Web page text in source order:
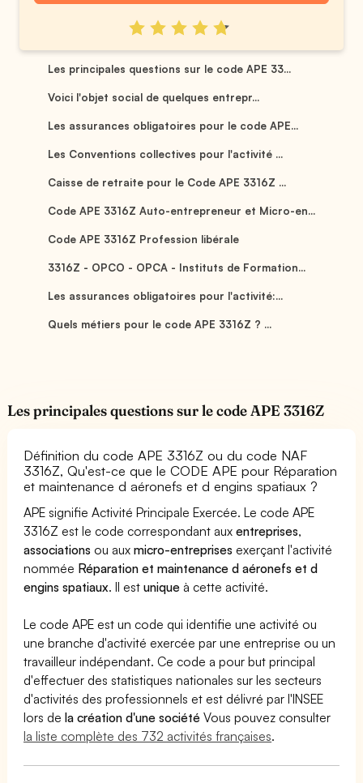
Les principales questions sur le code APE 33...
Voici l'objet social de quelques entrepr...
Les assurances obligatoires pour le code APE...
Les Conventions collectives pour l'activité ...
Caisse de retraite pour le Code APE 3316Z ...
Code APE 3316Z Auto-entrepreneur et Micro-en...
Code APE 3316Z Profession libérale
3316Z - OPCO - OPCA - Instituts de Formation...
Les assurances obligatoires pour l'activité:...
Quels métiers pour le code APE 3316Z ? ...
Les principales questions sur le code APE 3316Z
Définition du code APE 3316Z ou du code NAF
3316Z, Qu'est-ce que le CODE APE pour Réparation
et maintenance d aéronefs et d engins spatiaux ?
APE signifie Activité Principale Exercée. Le code APE
3316Z est le code correspondant auxentreprises,
associations ou auxmicro-entreprises exerçant l'activité
nommée Réparation et maintenance d aéronefs et d
engins spatiaux. Il estunique à cette activité.
Le code APE est un code qui identifie une activité ou
une branche d'activité exercée par une entreprise ou un
travailleur indépendant. Ce code a pour but principal
d'effectuer des statistiques nationales sur les secteurs
d'activités des professionnels et est délivré par l'INSEE
lors dela création d'une société Vous pouvez consulter
la liste complète des 732 activités françaises.